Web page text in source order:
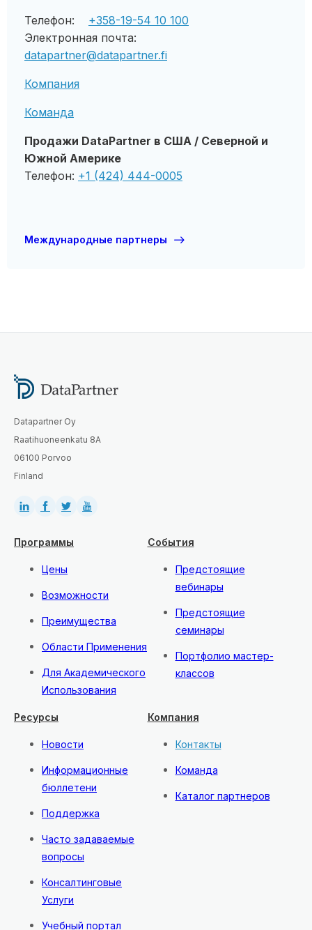
Телефон: +358-19-54 10 100
Электронная почта:
datapartner@datapartner.fi
Компания
Команда
Продажи DataPartner в США / Северной и
Южной Америке
Телефон: +1 (424) 444-0005
Международные партнеры
Datapartner Oy
Raatihuoneenkatu 8A
06100 Porvoo
Finland
Программы
Цены
Возможности
Преимущества
Области Применения
Для Академического
Использования
События
Предстоящие
вебинары
Предстоящие
семинары
Портфолио мастер-
классов
Ресурсы
Новости
Информационные
бюллетени
Поддержка
Часто задаваемые
вопросы
Консалтинговые
Услуги
Учебный портал
Компания
Контакты
Команда
Каталог партнеров